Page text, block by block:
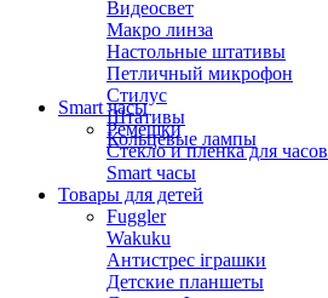
Видеосвет
Макро линза
Настольные штативы
Петличный микрофон
Стилус
Штативы
Кольцевые лампы
Smart часы
Ремешки
Стекло и пленка для часов
Smart часы
Товары для детей
Fuggler
Wakuku
Антистрес іграшки
Детские планшеты